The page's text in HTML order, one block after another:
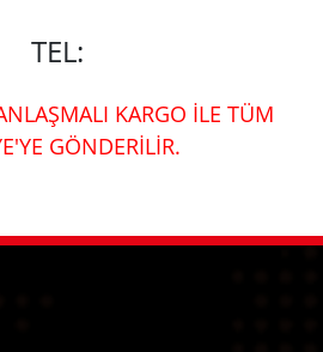
TEL:
KARGO İLE TÜM
GÖNDERİLİR.